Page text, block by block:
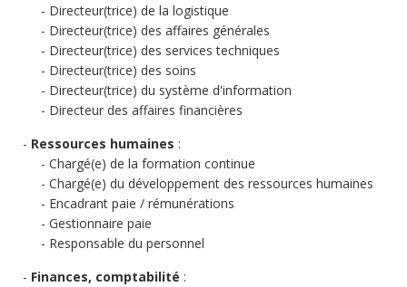
Directeur(trice) de la logistique
Directeur(trice) des affaires générales
Directeur(trice) des services techniques
Directeur(trice) des soins
Directeur(trice) du système d'information
Directeur des affaires financières
Ressources humaines :
Chargé(e) de la formation continue
Chargé(e) du développement des ressources humaines
Encadrant paie / rémunérations
Gestionnaire paie
Responsable du personnel
Finances, comptabilité :